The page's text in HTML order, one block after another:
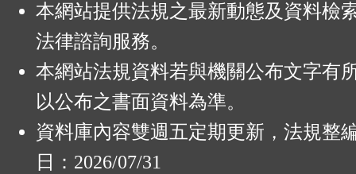
本網站提供法規之最新動態及資料檢
法律諮詢服務。
本網站法規資料若與機關公布文字有
以公布之書面資料為準。
資料庫內容雙週五定期更新，法規整
日：2026/07/31